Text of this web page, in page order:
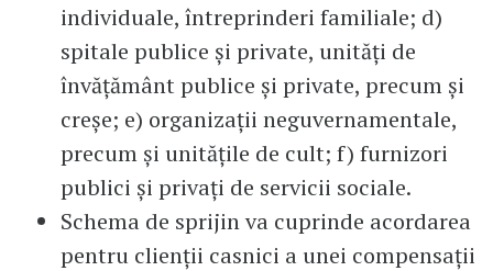
individuale, întreprinderi familiale; d)
spitale publice şi private, unităţi de
învăţământ publice şi private, precum şi
creşe; e) organizaţii neguvernamentale,
precum şi unităţile de cult; f) furnizori
publici şi privaţi de servicii sociale.
Schema de sprijin va cuprinde acordarea
pentru clienţii casnici a unei compensaţii